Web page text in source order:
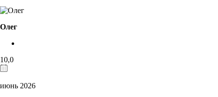
Олег
10,0
июнь 2026